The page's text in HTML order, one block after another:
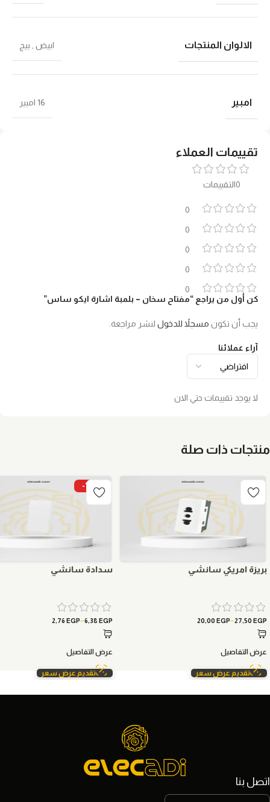
تقييمات العملاء
0التقييمات
0
0
0
0
0
آراء عملائنا
لا يوجد تقييمات حتي الان
كن أول من يراجع “مفتاح سخان – بلمبة اشارة ايكو ساس”
يجب أن تكون مسجلاً للدخول لنشر مراجعة.
الالوان المنتجات ابيض بيج
امبير 16 امبير
منتجات ذات صلة
بريزة امريكي سانشي
20,00 EGP–27,50 EGP
عرض التفاصيل
تقديم عرض سعر
-15%
سدادة سانشي
2,76 EGP–6,38 EGP
عرض التفاصيل
تقديم عرض سعر
اتصل بنا